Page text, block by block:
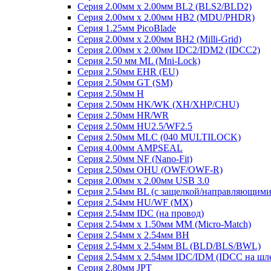
Серия 2.00мм x 2.00мм BL2 (BLS2/BLD2)
Серия 2.00мм x 2.00мм HB2 (MDU/PHDR)
Серия 1.25мм PicoBlade
Серия 2.00мм х 2.00мм BH2 (Milli-Grid)
Серия 2.00мм х 2.00мм IDC2/IDM2 (IDCC2)
Серия 2.50 мм ML (Mni-Lock)
Серия 2.50мм EHR (EU)
Серия 2.50мм GT (SM)
Серия 2.50мм H
Серия 2.50мм HK/WK (XH/XHP/CHU)
Серия 2.50мм HR/WR
Серия 2.50мм HU2.5/WF2.5
Серия 2.50мм MLC (040 MULTILOCK)
Серия 4.00мм AMPSEAL
Серия 2.50мм NF (Nano-Fit)
Серия 2.50мм OHU (OWF/OWF-R)
Серия 2.00мм x 2.00мм USB 3.0
Серия 2.54мм BL (с защелкой/
Серия 2.54мм HU/WF (MX)
Серия 2.54мм IDC (на провод)
Серия 2.54мм х 1.50мм MM (Micro-Match)
Серия 2.54мм х 2.54мм BH
Серия 2.54мм х 2.54мм BL (BLD/BLS/BWL)
Серия 2.54мм х 2.54мм IDC/IDM (IDCC на
Серия 2.80мм JPT